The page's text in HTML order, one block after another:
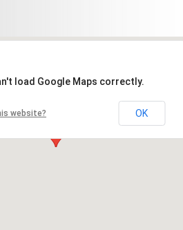
load Google Maps correctly.
website? OK